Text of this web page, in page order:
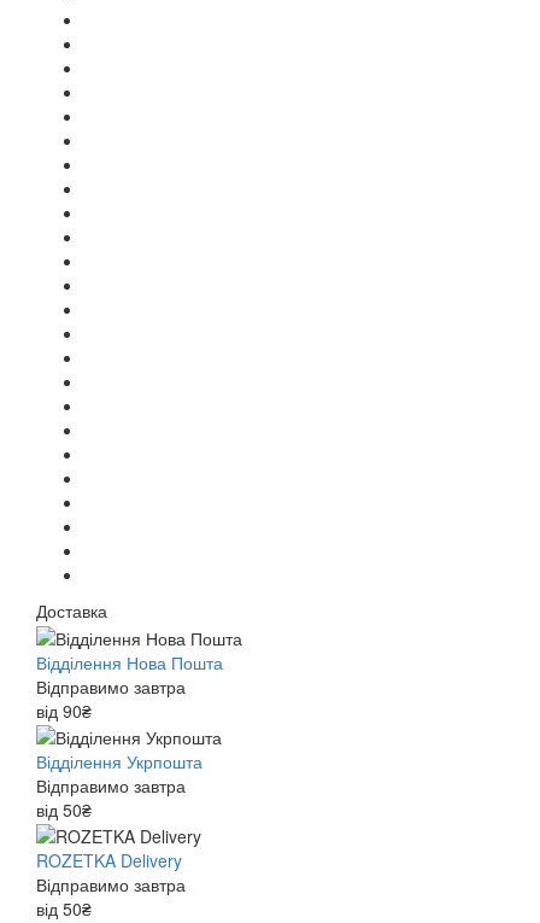
Доставка
Відділення Нова Пошта
Відправимо завтра
від 90₴
Відділення Укрпошта
Відправимо завтра
від 50₴
ROZETKA Delivery
Відправимо завтра
від 50₴